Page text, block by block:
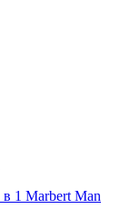
1 Marbert Man